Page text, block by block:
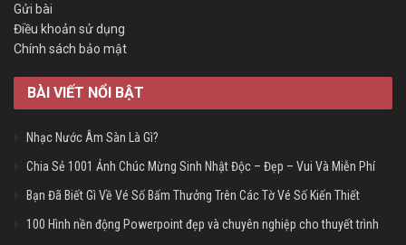
Gửi bài
Điều khoản sử dụng
Chính sách bảo mật
BÀI VIẾT NỔI BẬT
Nhạc Nước Âm Sàn Là Gì?
Chia Sẻ 1001 Ảnh Chúc Mừng Sinh Nhật Độc – Đẹp – Vui Và Miễn Phí
Bạn Đã Biết Gì Về Vé Số Bấm Thưởng Trên Các Tờ Vé Số Kiến Thiết
100 Hình nền động Powerpoint đẹp và chuyên nghiệp cho thuyết trình